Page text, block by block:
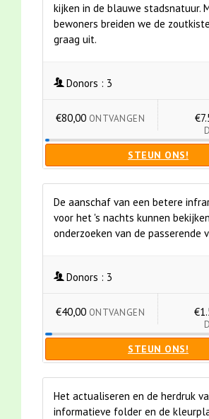
kijken in de blauwe stadsnatuur.
bewoners breiden we de
graag uit.
Donors : 3
€80,00 ONTVANGEN
STEUN ONS!
De aanschaf van een betere
voor het 's nachts kunnen
onderzoeken van de passerende
Donors : 3
€40,00 ONTVANGEN
STEUN ONS!
Het actualiseren en de herdruk
informatieve folder en de